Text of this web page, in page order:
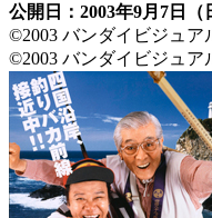
公開日：2003年9月7日（
©2003 バンダイビジュ
©2003 バンダイビジュ